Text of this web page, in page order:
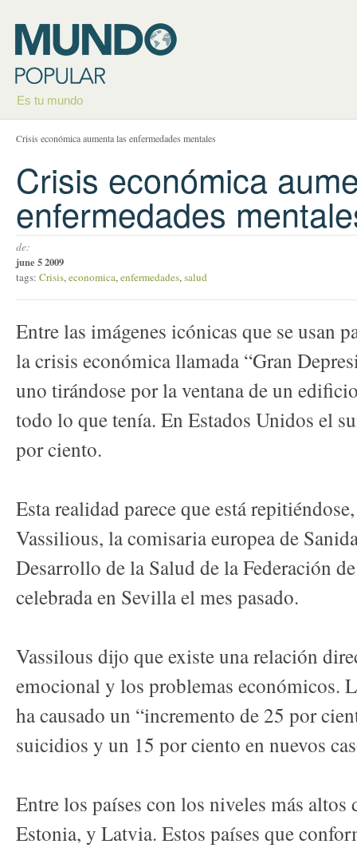
Es tu mundo
Crisis económica aumenta las enfermedades mentales
Crisis económica
enfermedades
de:
june 5 2009
tags: Crisis,economica,enfermedades,salud
Entre las imágenes icónicas que se usan
la crisis económica llamada “Gran
uno tirándose por la ventana de un
todo lo que tenía. En Estados Unidos el
por ciento.
Esta realidad parece que está
Vassilious, la comisaria europea de
Desarrollo de la Salud de la Federación
celebrada en Sevilla el mes pasado.
Vassilous dijo que existe una relación
emocional y los problemas económicos.
ha causado un “incremento de 25 por
suicidios y un 15 por ciento en nuevos
Entre los países con los niveles más
Estonia, y Latvia. Estos países que